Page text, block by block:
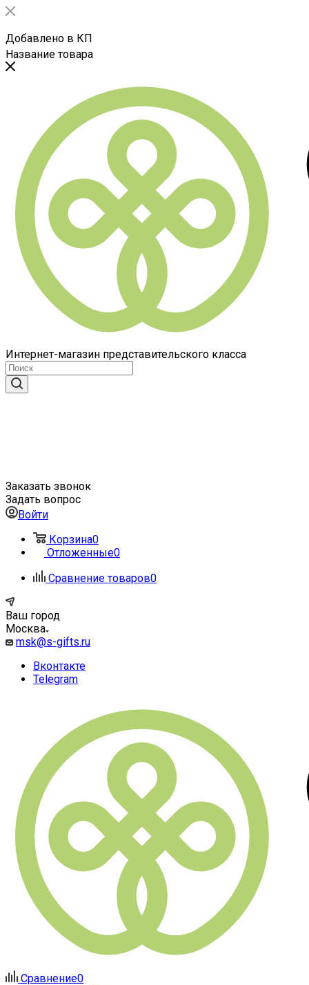
Добавлено в КП
Название товара
Интернет-магазин представительского класса
Заказать звонок
Задать вопрос
Войти
Корзина0
Отложенные0
Сравнение товаров0
Ваш город
Москва
msk@s-gifts.ru
Вконтакте
Telegram
Сравнение0